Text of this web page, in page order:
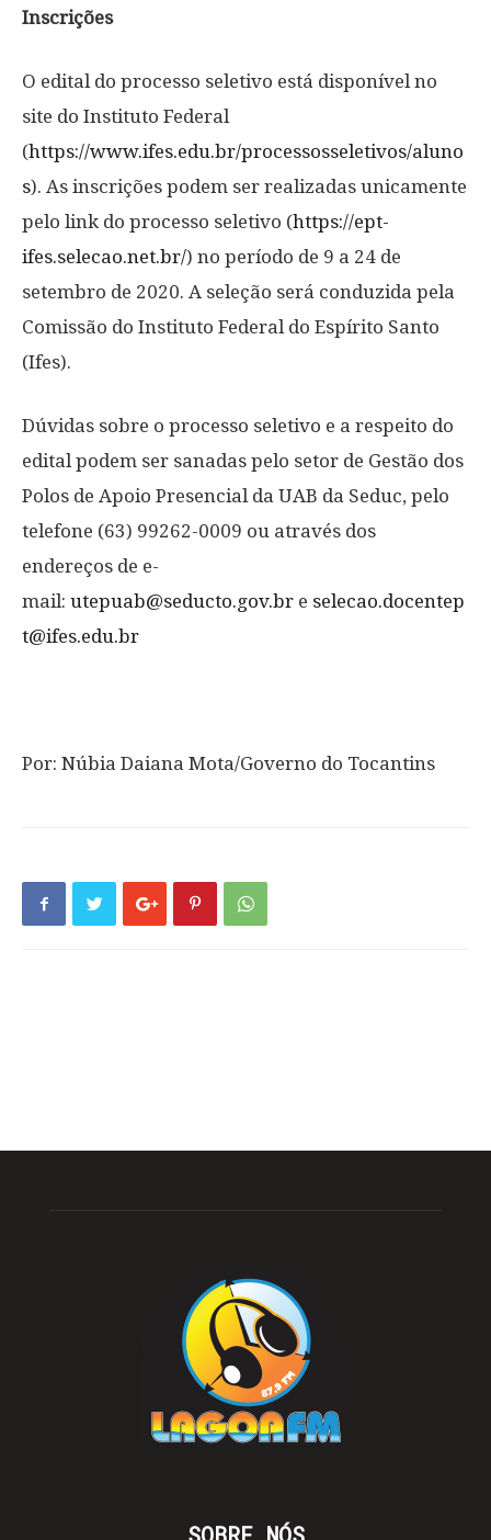
Inscrições
O edital do processo seletivo está disponível no
site do Instituto Federal
(https://www.ifes.edu.br/processosseletivos/aluno
s). As inscrições podem ser realizadas unicamente
pelo link do processo seletivo (https://ept-
ifes.selecao.net.br/) no período de 9 a 24 de
setembro de 2020. A seleção será conduzida pela
Comissão do Instituto Federal do Espírito Santo
(Ifes).
Dúvidas sobre o processo seletivo e a respeito do
edital podem ser sanadas pelo setor de Gestão dos
Polos de Apoio Presencial da UAB da Seduc, pelo
telefone (63) 99262-0009 ou através dos
endereços de e-
mail: utepuab@seducto.gov.br e selecao.docentep
t@ifes.edu.br
Por: Núbia Daiana Mota/Governo do Tocantins